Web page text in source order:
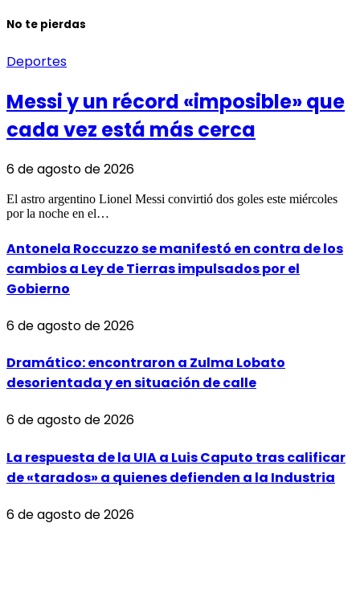
No te pierdas
Deportes
Messi y un récord «imposible» que
cada vez está más cerca
6 de agosto de 2026
El astro argentino Lionel Messi convirtió dos goles este miércoles
por la noche en el…
Antonela Roccuzzo se manifestó en contra de los
cambios a Ley de Tierras impulsados por el
Gobierno
6 de agosto de 2026
Dramático: encontraron a Zulma Lobato
desorientada y en situación de calle
6 de agosto de 2026
La respuesta de la UIA a Luis Caputo tras calificar
de «tarados» a quienes defienden a la Industria
6 de agosto de 2026